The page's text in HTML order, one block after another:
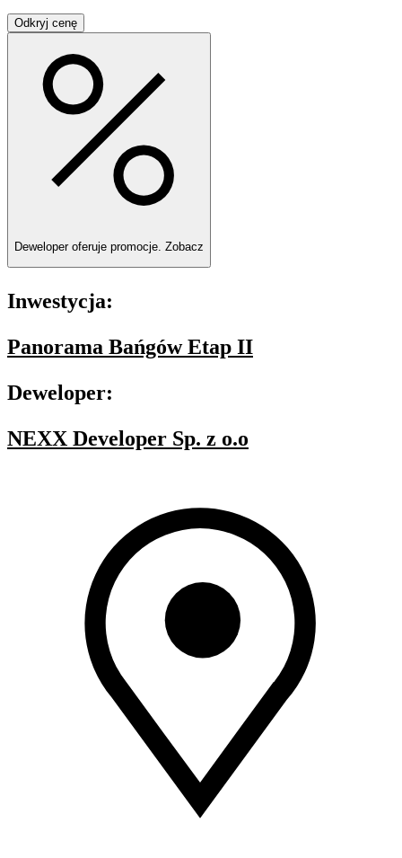
Odkryj cenę
Deweloper oferuje promocje. Zobacz
Inwestycja:
Panorama Bańgów Etap II
Deweloper:
NEXX Developer Sp. z o.o